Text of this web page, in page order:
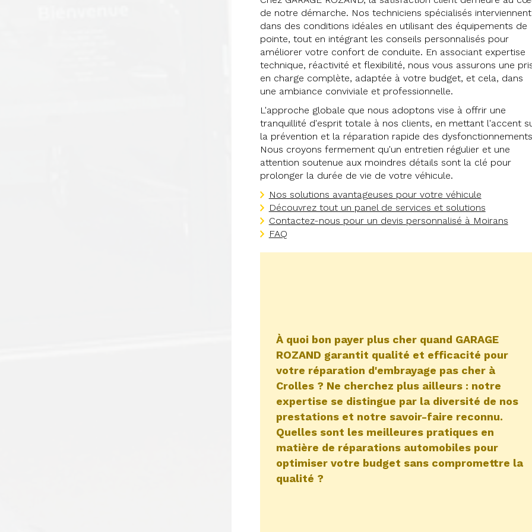
de notre démarche. Nos techniciens spécialisés interviennent
dans des conditions idéales en utilisant des équipements de
pointe, tout en intégrant les conseils personnalisés pour
améliorer votre confort de conduite. En associant expertise
technique, réactivité et flexibilité, nous vous assurons une
en charge complète, adaptée à votre budget, et cela, dans
une ambiance conviviale et professionnelle.
L'approche globale que nous adoptons vise à offrir une
tranquillité d'esprit totale à nos clients, en mettant l'accent
la prévention et la réparation rapide des
Nous croyons fermement qu'un entretien régulier et une
attention soutenue aux moindres détails sont la clé pour
prolonger la durée de vie de votre véhicule.
Nos solutions avantageuses pour votre véhicule
Découvrez tout un panel de services et solutions
Contactez-nous pour un devis personnalisé à Moirans
FAQ
À quoi bon payer plus cher quand GARAGE
ROZAND garantit qualité et efficacité pour
votre réparation d'embrayage pas cher à
Crolles ? Ne cherchez plus ailleurs : notre
expertise se distingue par la diversité de nos
prestations et notre savoir-faire reconnu.
Quelles sont les meilleures pratiques en
matière de réparations automobiles pour
optimiser votre budget sans compromettre la
qualité ?